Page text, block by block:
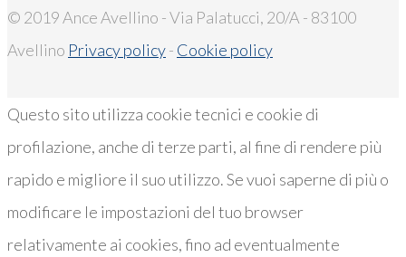
© 2019 Ance Avellino - Via Palatucci, 20/A - 83100
Avellino Privacy policy- Cookie policy
Questo sito utilizza cookie tecnici e cookie di
profilazione, anche di terze parti, al fine di rendere più
rapido e migliore il suo utilizzo. Se vuoi saperne di più o
modificare le impostazioni del tuo browser
relativamente ai cookies, fino ad eventualmente